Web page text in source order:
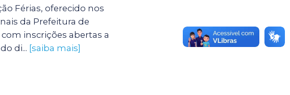
Férias, oferecido nos
da Prefeitura de
inscrições abertas a
di... [saiba mais]